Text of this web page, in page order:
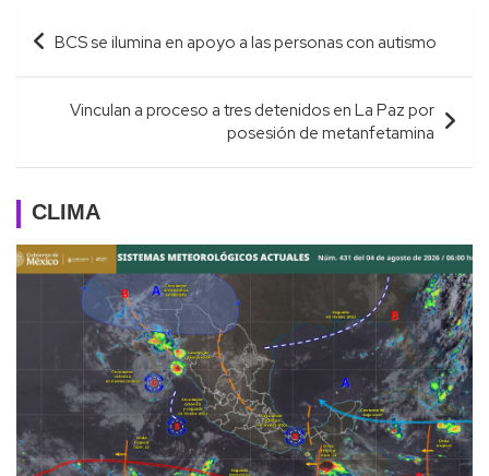
Navegación
de
entradas
BCS se ilumina en apoyo a las personas con autismo
Vinculan a proceso a tres detenidos en La Paz por
posesión de metanfetamina
CLIMA